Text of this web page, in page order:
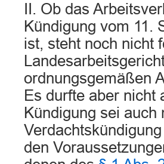
II. Ob das
Kündigung vom 11.
ist, steht noch nicht
ordnungsgemäßen
Es durfte aber nicht
Kündigung sei
den